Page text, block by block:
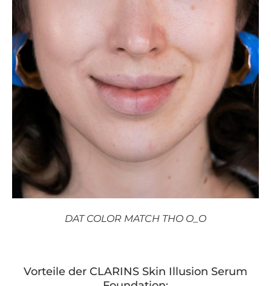
DAT COLOR MATCH THO O_O
Vorteile der CLARINS Skin Illusion Serum